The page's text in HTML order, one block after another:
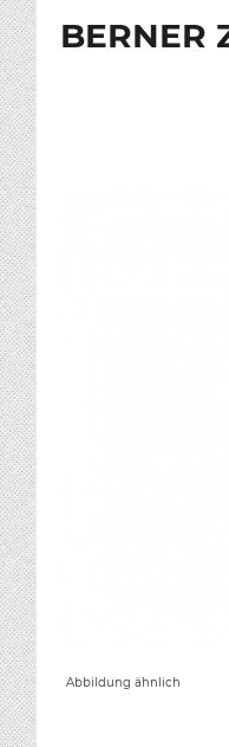
Abbildung ähnlich